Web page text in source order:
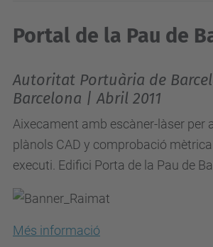
Portal de la Pau de
Autoritat Portuària de
Barcelona | Abril 2011
Aixecament amb escàner-làser per
plànols CAD y comprobació
executi. Edifici Porta de la Pau de
Més informació